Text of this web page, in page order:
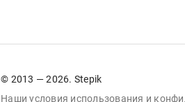
© 2013 — 2026. Stepik
Наши условия использования и